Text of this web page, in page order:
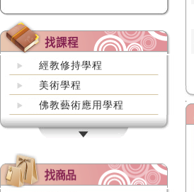
經教修持學程
美術學程
佛教藝術應用學程